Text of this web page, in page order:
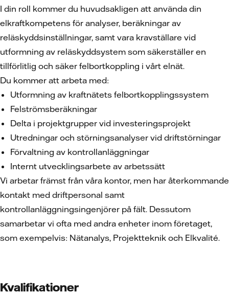
I din roll kommer du huvudsakligen att använda din
elkraftkompetens för analyser, beräkningar av
reläskyddsinställningar, samt vara kravställare vid
utformning av reläskyddsystem som säkerställer en
tillförlitlig och säker felbortkoppling i vårt elnät.
Du kommer att arbeta med:
Utformning av kraftnätets felbortkopplingssystem
Felströmsberäkningar
Delta i projektgrupper vid investeringsprojekt
Utredningar och störningsanalyser vid driftstörningar
Förvaltning av kontrollanläggningar
Internt utvecklingsarbete av arbetssätt
Vi arbetar främst från våra kontor, men har återkommande
kontakt med driftpersonal samt
kontrollanläggningsingenjörer på fält. Dessutom
samarbetar vi ofta med andra enheter inom företaget,
som exempelvis: Nätanalys, Projektteknik och Elkvalité.
Kvalifikationer